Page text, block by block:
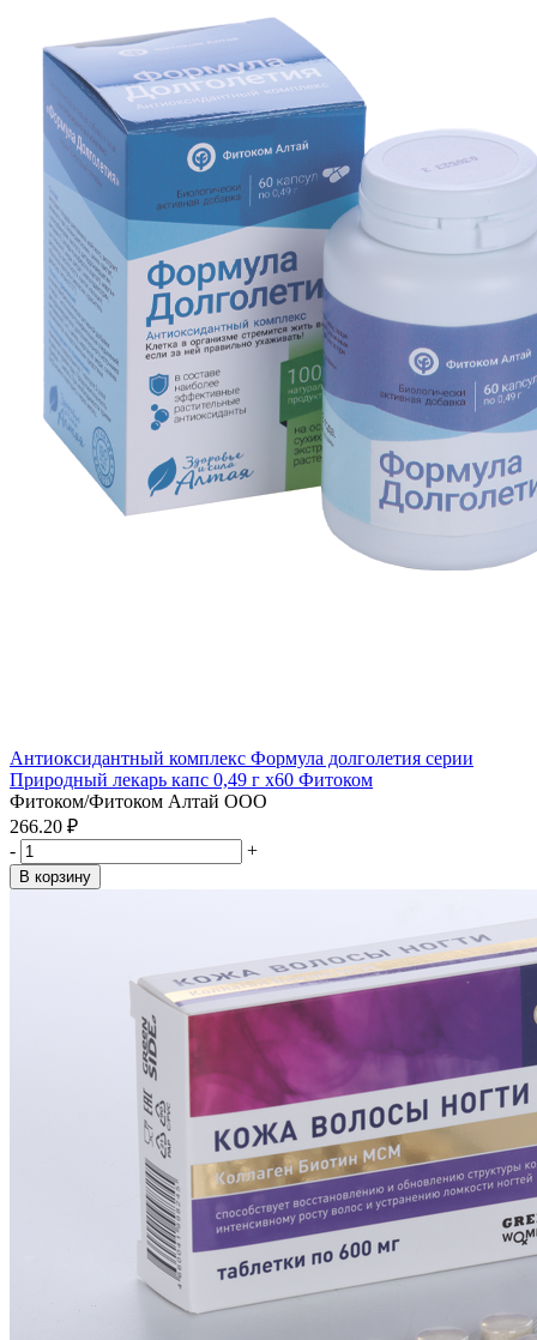
Антиоксидантный комплекс Формула долголетия серии
Природный лекарь капс 0,49 г x60 Фитоком
Фитоком/Фитоком Алтай ООО
266.20 ₽
-
+
В корзину